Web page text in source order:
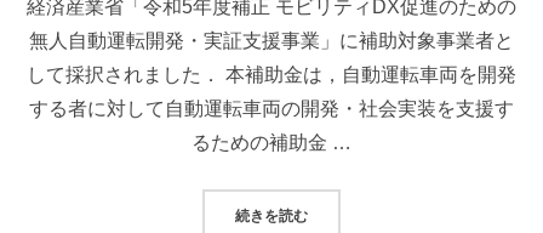
経済産業省「令和5年度補正 モビリティDX促進のための
無人自動運転開発・実証支援事業」に補助対象事業者と
して採択されました． 本補助金は，自動運転車両を開発
する者に対して自動運転車両の開発・社会実装を支援す
るための補助金 …
続きを読む“モビリティDX促進のための無人